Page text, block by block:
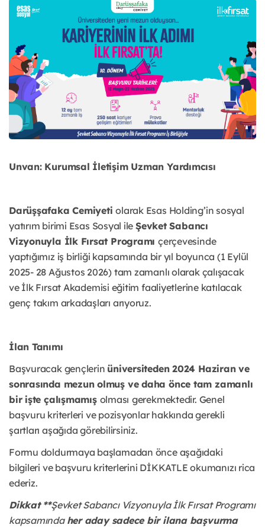
Unvan: Kurumsal İletişim Uzman Yardımcısı
Darüşşafaka Cemiyetiolarak Esas Holding’in sosyal
yatırım birimi Esas Sosyal ileŞevket Sabancı
Vizyonuyla İlk Fırsat Programıçerçevesinde
yaptığımız iş birliği kapsamında bir yıl boyunca (1 Eylül
2025- 28 Ağustos 2026) tam zamanlı olarak çalışacak
ve İlk Fırsat Akademisi eğitim faaliyetlerine katılacak
genç takım arkadaşları arıyoruz.
İlan Tanımı
Başvuracak gençlerin üniversiteden 2024 Haziran ve
sonrasında mezun olmuş ve daha önce tam zamanlı
bir işte çalışmamış olması gerekmektedir. Genel
başvuru kriterleri ve pozisyonlar hakkında gerekli
şartları aşağıda görebilirsiniz.
Formu doldurmaya başlamadan önce aşağıdaki
bilgileri ve başvuru kriterlerini DİKKATLE okumanızı rica
ederiz.
Dikkat **Şevket Sabancı Vizyonuyla İlk Fırsat Programı
kapsamında her aday sadece bir ilana başvurma